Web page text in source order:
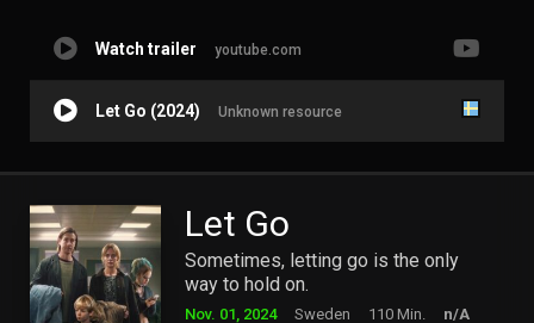
Watch trailer youtube.com
Let Go (2024) Unknown resource
Let Go
Sometimes, letting go is the only
way to hold on.
Nov. 01, 2024 Sweden 110 Min.
n/A